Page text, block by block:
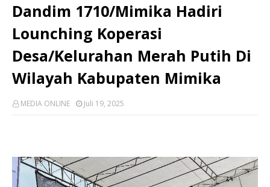
Dandim 1710/Mimika Hadiri
Lounching Koperasi
Desa/Kelurahan Merah Putih Di
Wilayah Kabupaten Mimika
MEDIA ONLINE Juli 19, 2025